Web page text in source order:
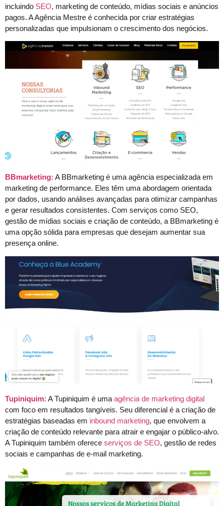
incluindo SEO, marketing de conteúdo, mídias sociais e anúncios
pagos. A Agência Mestre é conhecida por criar estratégias
personalizadas que impulsionam o crescimento dos negócios.
BBmarketing: A BBmarketing é uma agência especializada em
marketing de performance. Eles têm uma abordagem orientada
por dados, usando análises avançadas para otimizar campanhas
e gerar resultados consistentes. Com serviços como SEO,
gestão de mídias sociais e criação de conteúdo, a BBmarketing é
uma opção sólida para empresas que desejam aumentar sua
presença online.
Tupiniquim: A Tupiniquim é uma agência de marketing digital
com foco em resultados tangíveis. Seu diferencial é a criação de
estratégias baseadas em inbound marketing, que envolvem a
criação de conteúdo relevante para atrair e engajar o público-alvo.
A Tupiniquim também oferece serviços de SEO, gestão de redes
sociais e campanhas de e-mail marketing.